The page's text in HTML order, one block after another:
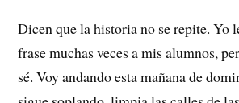
Dicen que la historia no se repite. Yo
frase muchas veces a mis alumnos,
sé. Voy andando esta mañana de